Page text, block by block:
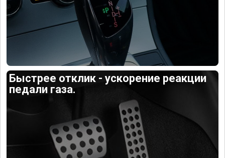
Быстрее отклик - ускорение реакции
педали газа.